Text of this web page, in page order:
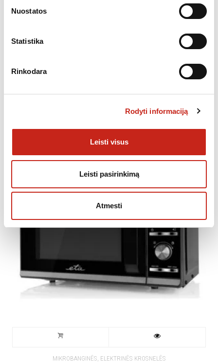
Nuostatos
Statistika
Rinkodara
Rodyti informaciją
Leisti visus
Leisti pasirinkimą
Atmesti
MIKROBANGINĖS, ELEKTRINĖS KROSNELĖS SMULKI BUITINĖ TECHNIKA
MIKROBANGINĖS, ELEKTRINĖS KROSNELĖS